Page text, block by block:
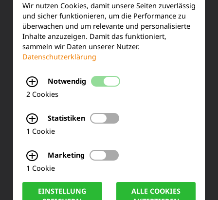
Training & Schulung
Ihre Meinung
50170 Kerpen
Fax: +49 (0) 2273 567 30
Wir nutzen Cookies, damit unsere Seiten zuverlässig
und sicher funktionieren, um die Performance zu
überwachen und um relevante und personalisierte
Inhalte anzuzeigen. Damit das funktioniert,
sammeln wir Daten unserer Nutzer.
Datenschutzerklärung
Notwendig
2 Cookies
Statistiken
1 Cookie
Marketing
1 Cookie
EINSTELLUNG
ALLE COOKIES